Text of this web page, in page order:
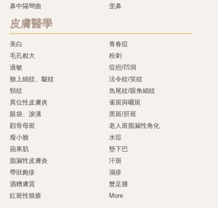
鼻中隔彎曲
歪鼻
皮膚醫學
美白
青春痘
毛孔粗大
粉刺
過敏
痘疤/凹洞
臉上細紋、皺紋
法令紋/笑紋
頸紋
魚尾紋/眼角細紋
異位性皮膚炎
雀斑與曬斑
眼袋、淚溝
黑斑/肝斑
顴骨母斑
老人斑脂漏性角化
瘦小臉
水痘
蘋果肌
墊下巴
脂漏性皮膚炎
汗斑
帶狀皰疹
濕疹
酒糟膚質
蟹足腫
紅斑性狼瘡
More